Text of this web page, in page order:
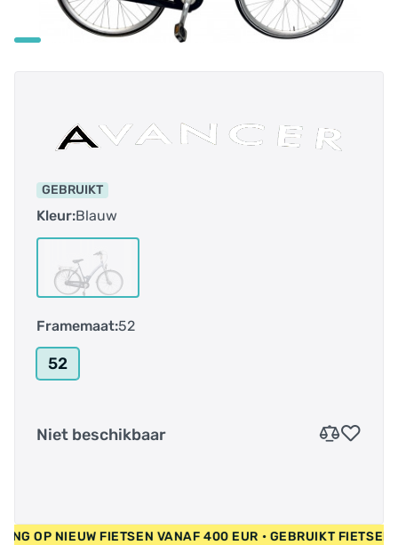
GEBRUIKT
Kleur:Blauw
Framemaat:52
52
Niet beschikbaar
OP NIEUW FIETSEN VANAF 400 EUR • GEBRUIKT FIETSEN